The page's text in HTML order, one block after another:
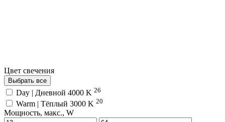
Цвет свечения
Выбрать все
Day | Дневной 4000 K 26
Warm | Тёплый 3000 K 20
Мощность, макс., W